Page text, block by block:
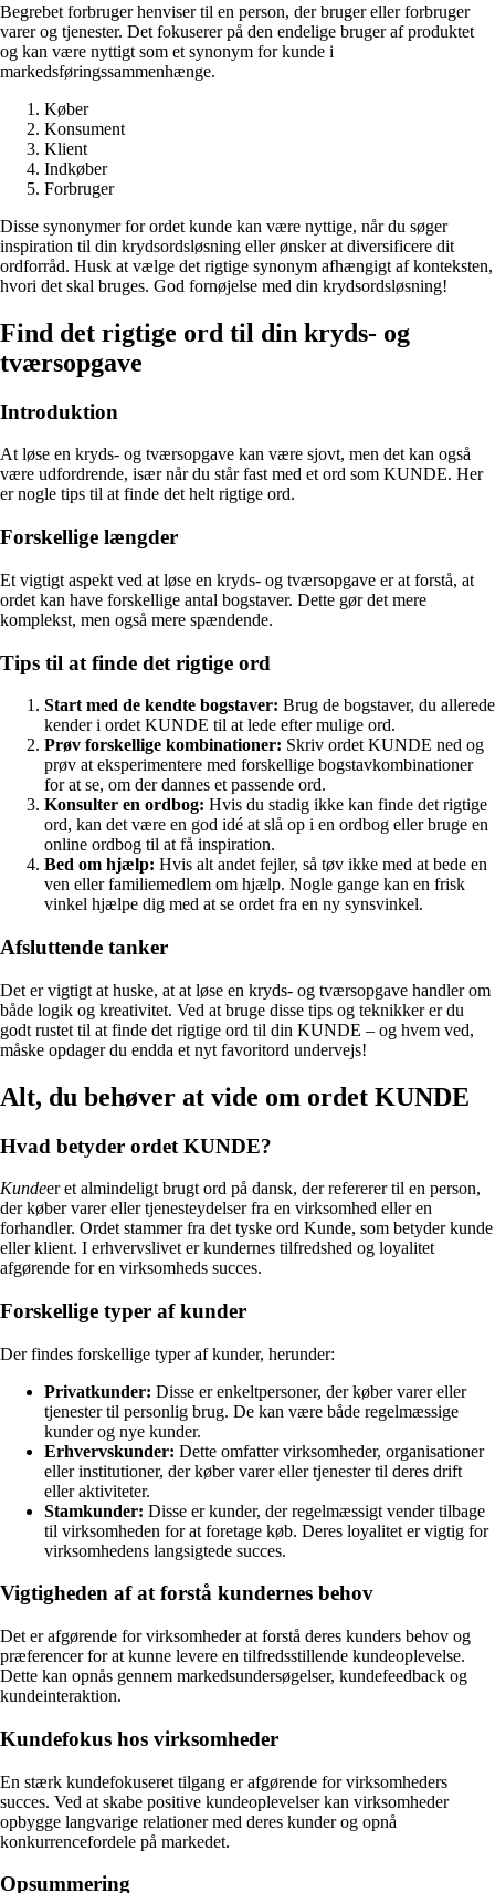
Begrebet forbruger henviser til en person, der bruger eller forbruger
varer og tjenester. Det fokuserer på den endelige bruger af produktet
og kan være nyttigt som et synonym for kunde i
markedsføringssammenhænge.
Køber
Konsument
Klient
Indkøber
Forbruger
Disse synonymer for ordet kunde kan være nyttige, når du søger
inspiration til din krydsordsløsning eller ønsker at diversificere dit
ordforråd. Husk at vælge det rigtige synonym afhængigt af konteksten,
hvori det skal bruges. God fornøjelse med din krydsordsløsning!
Find det rigtige ord til din kryds- og
tværsopgave
Introduktion
At løse en kryds- og tværsopgave kan være sjovt, men det kan også
være udfordrende, især når du står fast med et ord som KUNDE. Her
er nogle tips til at finde det helt rigtige ord.
Forskellige længder
Et vigtigt aspekt ved at løse en kryds- og tværsopgave er at forstå, at
ordet kan have forskellige antal bogstaver. Dette gør det mere
komplekst, men også mere spændende.
Tips til at finde det rigtige ord
Start med de kendte bogstaver: Brug de bogstaver, du allerede
kender i ordet KUNDE til at lede efter mulige ord.
Prøv forskellige kombinationer: Skriv ordet KUNDE ned og
prøv at eksperimentere med forskellige bogstavkombinationer
for at se, om der dannes et passende ord.
Konsulter en ordbog: Hvis du stadig ikke kan finde det rigtige
ord, kan det være en god idé at slå op i en ordbog eller bruge en
online ordbog til at få inspiration.
Bed om hjælp: Hvis alt andet fejler, så tøv ikke med at bede en
ven eller familiemedlem om hjælp. Nogle gange kan en frisk
vinkel hjælpe dig med at se ordet fra en ny synsvinkel.
Afsluttende tanker
Det er vigtigt at huske, at at løse en kryds- og tværsopgave handler om
både logik og kreativitet. Ved at bruge disse tips og teknikker er du
godt rustet til at finde det rigtige ord til din KUNDE – og hvem ved,
måske opdager du endda et nyt favoritord undervejs!
Alt, du behøver at vide om ordet KUNDE
Hvad betyder ordet KUNDE?
Kundeer et almindeligt brugt ord på dansk, der refererer til en person,
der køber varer eller tjenesteydelser fra en virksomhed eller en
forhandler. Ordet stammer fra det tyske ord Kunde, som betyder kunde
eller klient. I erhvervslivet er kundernes tilfredshed og loyalitet
afgørende for en virksomheds succes.
Forskellige typer af kunder
Der findes forskellige typer af kunder, herunder:
Privatkunder: Disse er enkeltpersoner, der køber varer eller
tjenester til personlig brug. De kan være både regelmæssige
kunder og nye kunder.
Erhvervskunder: Dette omfatter virksomheder, organisationer
eller institutioner, der køber varer eller tjenester til deres drift
eller aktiviteter.
Stamkunder: Disse er kunder, der regelmæssigt vender tilbage
til virksomheden for at foretage køb. Deres loyalitet er vigtig for
virksomhedens langsigtede succes.
Vigtigheden af at forstå kundernes behov
Det er afgørende for virksomheder at forstå deres kunders behov og
præferencer for at kunne levere en tilfredsstillende kundeoplevelse.
Dette kan opnås gennem markedsundersøgelser, kundefeedback og
kundeinteraktion.
Kundefokus hos virksomheder
En stærk kundefokuseret tilgang er afgørende for virksomheders
succes. Ved at skabe positive kundeoplevelser kan virksomheder
opbygge langvarige relationer med deres kunder og opnå
konkurrencefordele på markedet.
Opsummering